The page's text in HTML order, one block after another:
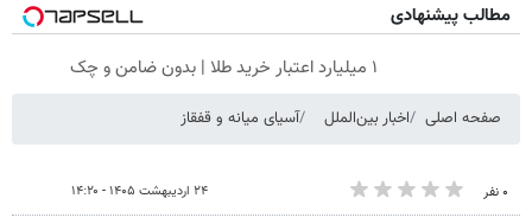
مطالب پیشنهادی
۱ میلیارد اعتبار خرید طلا | بدون ضامن و چک
صفحه اصلی اخبار بین‌الملل آسیای میانه و قفقاز
۰ نفر ۲۴ اردیبهشت ۱۴۰۵ - ۱۴:۲۰